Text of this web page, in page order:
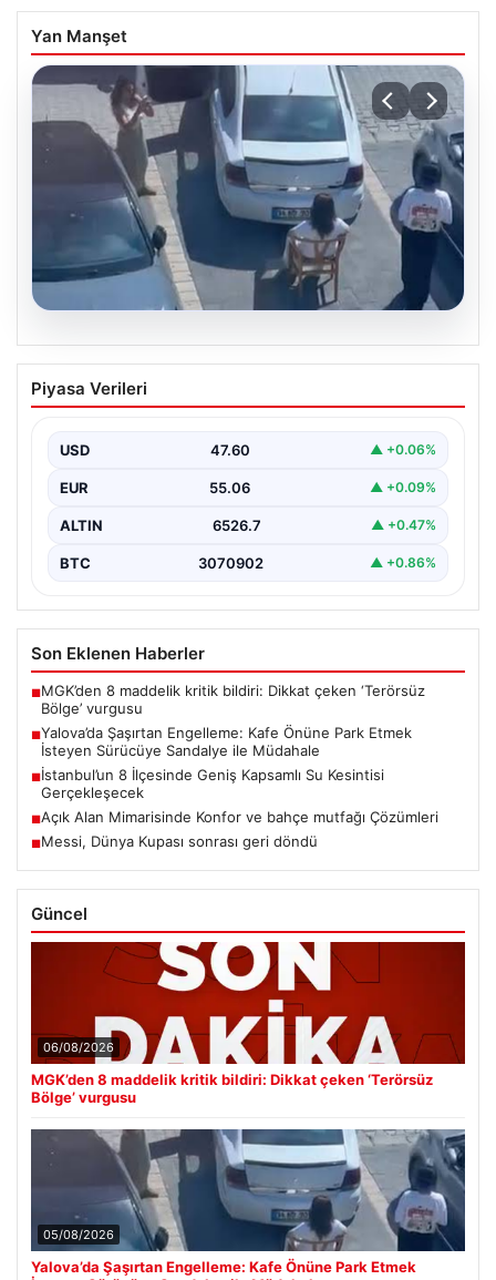
Yan Manşet
Yalova’da Şaşırtan Engelleme: Kafe
Önüne Park Etmek İsteyen Sürücüye
Yalova’da yaşanan sıra dışı bir olay, gündeme damgasını
Piyasa Verileri
USD 47.60 ▲ +0.06%
EUR 55.06 ▲ +0.09%
ALTIN 6526.7 ▲ +0.47%
BTC 3070902 ▲ +0.86%
Son Eklenen Haberler
■MGK’den 8 maddelik kritik bildiri: Dikkat çeken ‘Terörsüz
Bölge’ vurgusu
■Yalova’da Şaşırtan Engelleme: Kafe Önüne Park Etmek
İsteyen Sürücüye Sandalye ile Müdahale
■İstanbul’un 8 İlçesinde Geniş Kapsamlı Su Kesintisi
Gerçekleşecek
■Açık Alan Mimarisinde Konfor ve bahçe mutfağı Çözümleri
■Messi, Dünya Kupası sonrası geri döndü
Güncel
06/08/2026
MGK’den 8 maddelik kritik bildiri: Dikkat çeken ‘Terörsüz
Bölge’ vurgusu
05/08/2026
Yalova’da Şaşırtan Engelleme: Kafe Önüne Park Etmek